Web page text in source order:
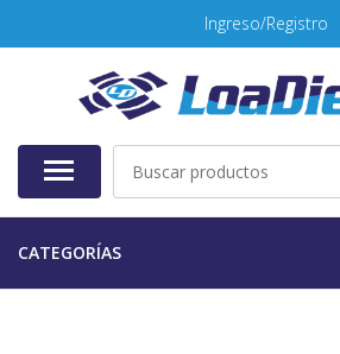
Ingreso/Registro
CATEGORÍAS